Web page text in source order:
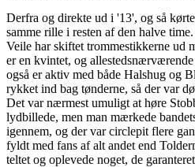
Derfra og direkte ud i '13', og så
samme rille i resten af den halve
Veile har skiftet trommestikkerne ud
er en kvintet, og
også er aktiv med både Halshug og
rykket ind bag tønderne, så der var
Det var nærmest umuligt at høre
lydbillede, men man mærkede
igennem, og der var circlepit flere
fyldt med fans af alt andet end
teltet og oplevede noget, de